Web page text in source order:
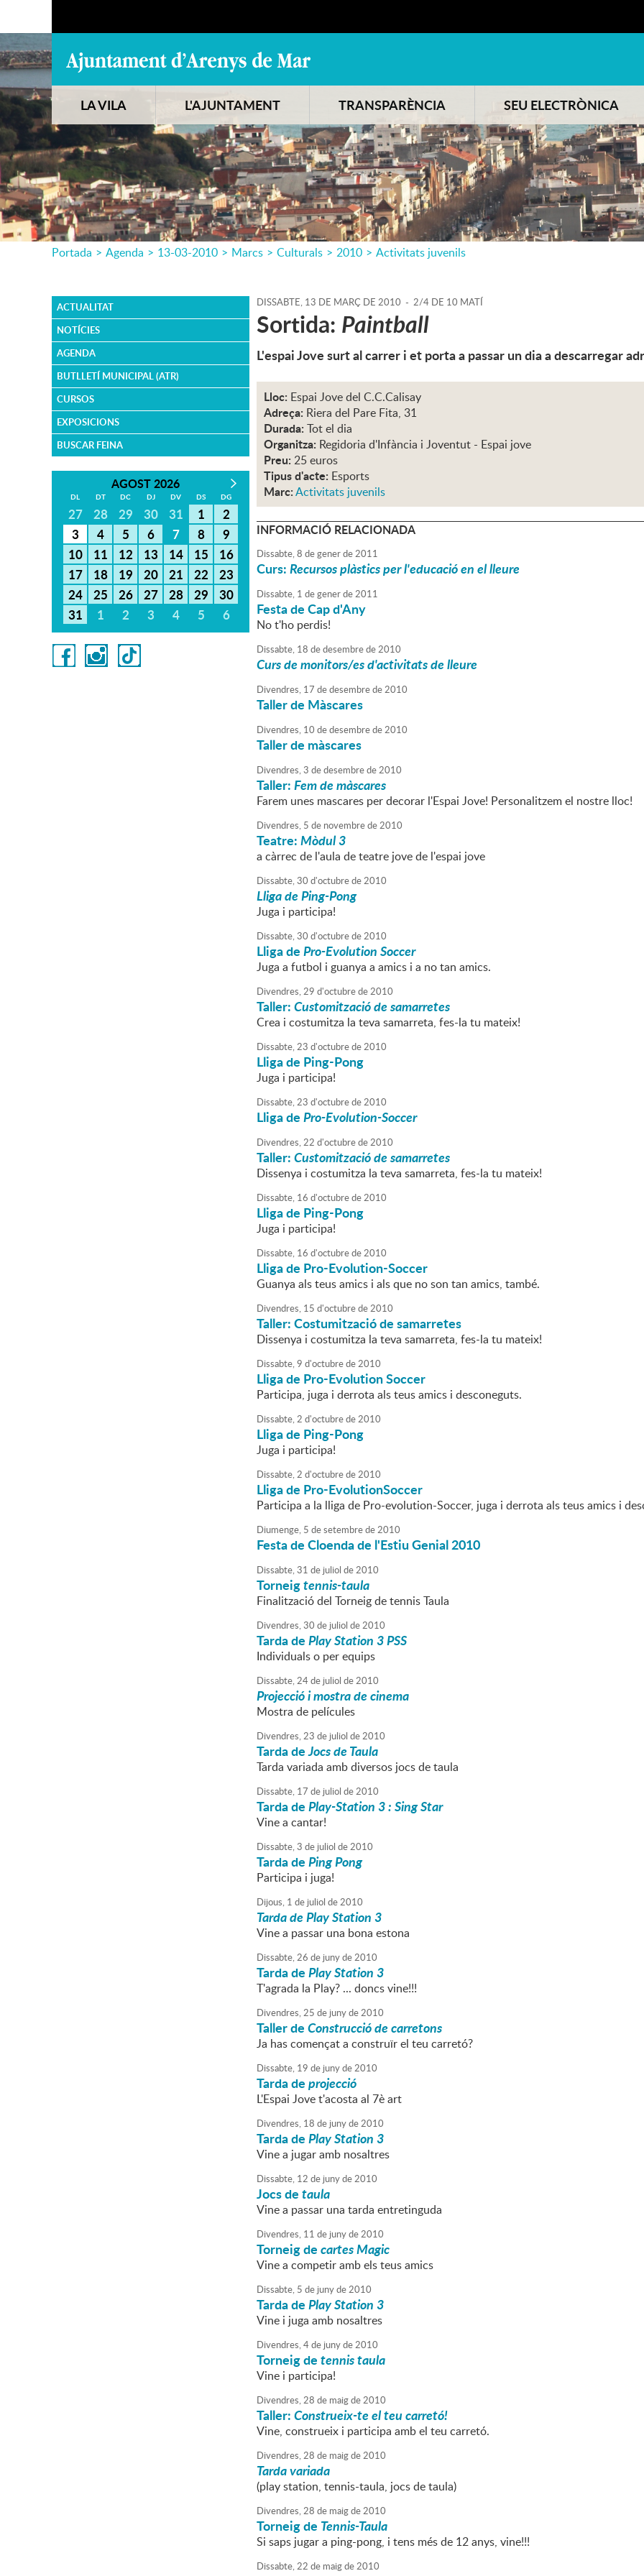
LA VILA L'AJUNTAMENT TRANSPARÈNCIA SEU ELECTRÒNICA
Portada > Agenda > 13-03-2010 > Marcs > Culturals > 2010 > Activitats juvenils
ACTUALITAT
NOTÍCIES
AGENDA
BUTLLETÍ MUNICIPAL (ATR)
CURSOS
EXPOSICIONS
BUSCAR FEINA
AGOST 2026
DL DT DC DJ DV DS DG
27 28 29 30 31 1
2
3
4 5 6 7 8
9
10
11 12 13 14 15
16
17
18 19 20 21 22
23
24
25 26 27 28 29
30
31
1 2 3 4 5 6
DISSABTE, 13 DE MARÇ DE 2010 - 2/4 DE 10 MATÍ
Sortida: Paintball
L'espai Jove surt al carrer i et porta a passar un dia a descarregar
Lloc: Espai Jove del C.C.Calisay
Adreça: Riera del Pare Fita, 31
Durada: Tot el dia
Organitza: Regidoria d'Infància i Joventut - Espai jove
Preu: 25 euros
Tipus d'acte: Esports
Marc:Activitats juvenils
INFORMACIÓ RELACIONADA
Dissabte,8 degenerde2011
Curs:Recursos plàstics per l'educació en el lleure
Dissabte, 1 degenerde2011
Festa de Cap d'Any
No t'ho perdis!
Dissabte, 18 dedesembrede2010
Curs de monitors/es d'activitats de lleure
Divendres, 17 dedesembrede2010
Taller de Màscares
Divendres, 10 dedesembrede2010
Taller de màscares
Divendres,3 dedesembrede2010
Taller:Fem de màscares
Farem unes mascares per decorar l'Espai Jove! Personalitzem el nostre lloc!
Divendres, 5 de novembrede2010
Teatre:Mòdul 3
a càrrec de l'aula de teatre jove de l'espai jove
Dissabte,30 d'octubrede2010
Lliga de Ping-Pong
Juga i participa!
Dissabte,30 d'octubrede2010
Lliga dePro-Evolution Soccer
Juga a futbol i guanya a amics i a no tan amics.
Divendres,29 d'octubrede2010
Taller:Customització de samarretes
Crea i costumitza la teva samarreta, fes-la tu mateix!
Dissabte,23 d'octubrede2010
Lliga de Ping-Pong
Juga i participa!
Dissabte,23 d'octubrede2010
Lliga dePro-Evolution-Soccer
Divendres,22 d'octubrede2010
Taller:Customització de samarretes
Dissenya i costumitza la teva samarreta, fes-la tu mateix!
Dissabte, 16 d'octubrede2010
Lliga de Ping-Pong
Juga i participa!
Dissabte, 16 d'octubrede2010
Lliga de Pro-Evolution-Soccer
Guanya als teus amics i als que no son tan amics, també.
Divendres, 15 d'octubrede2010
Taller: Costumització de samarretes
Dissenya i costumitza la teva samarreta, fes-la tu mateix!
Dissabte,9 d'octubrede2010
Lliga de Pro-Evolution Soccer
Participa, juga i derrota als teus amics i desconeguts.
Dissabte,2 d'octubrede2010
Lliga de Ping-Pong
Juga i participa!
Dissabte,2 d'octubrede2010
Lliga de Pro-EvolutionSoccer
Participa a la lliga de Pro-evolution-Soccer, juga i derrota als teus amics i
Diumenge, 5 desetembrede2010
Festa de Cloenda de l'Estiu Genial 2010
Dissabte,31 de juliol de2010
Torneigtennis-taula
Finalització del Torneig de tennis Taula
Divendres,30 de juliol de2010
Tarda dePlay Station 3 PSS
Individuals o per equips
Dissabte,24de juliol de2010
Projecció i mostra de cinema
Mostra de películes
Divendres,23 de juliol de2010
Tarda deJocs de Taula
Tarda variada amb diversos jocs de taula
Dissabte, 17 de juliol de2010
Tarda dePlay-Station 3 : Sing Star
Vine a cantar!
Dissabte,3 de juliol de2010
Tarda dePing Pong
Participa i juga!
Dijous, 1 de juliol de2010
Tarda de Play Station 3
Vine a passar una bona estona
Dissabte,26 de junyde2010
Tarda dePlay Station 3
T'agrada la Play? ... doncs vine!!!
Divendres,25 de junyde2010
Taller deConstrucció de carretons
Ja has començat a construïr el teu carretó?
Dissabte, 19 de junyde2010
Tarda deprojecció
L'Espai Jove t'acosta al 7è art
Divendres, 18 de junyde2010
Tarda dePlay Station 3
Vine a jugar amb nosaltres
Dissabte, 12 de junyde2010
Jocs detaula
Vine a passar una tarda entretinguda
Divendres, 11 de junyde2010
Torneig decartes Magic
Vine a competir amb els teus amics
Dissabte, 5 de junyde2010
Tarda dePlay Station 3
Vine i juga amb nosaltres
Divendres,4de junyde2010
Torneig detennis taula
Vine i participa!
Divendres,28 de maigde2010
Taller:Construeix-te el teu carretó!
Vine, construeix i participa amb el teu carretó.
Divendres,28 de maigde2010
Tarda variada
(play station, tennis-taula, jocs de taula)
Divendres,28 de maigde2010
Torneig de Tennis-Taula
Si saps jugar a ping-pong, i tens més de 12 anys, vine!!!
Dissabte,22 de maigde2010